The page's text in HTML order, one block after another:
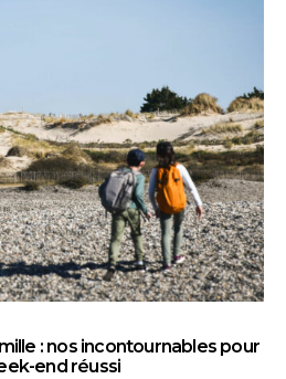
: nos incontournables pour
end réussi